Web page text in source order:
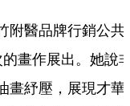
附醫品牌行銷公共
畫作展出。她說
畫紓壓，展現才華